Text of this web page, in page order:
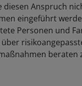
diesen Anspruch
eingeführt
Personen und
beraten